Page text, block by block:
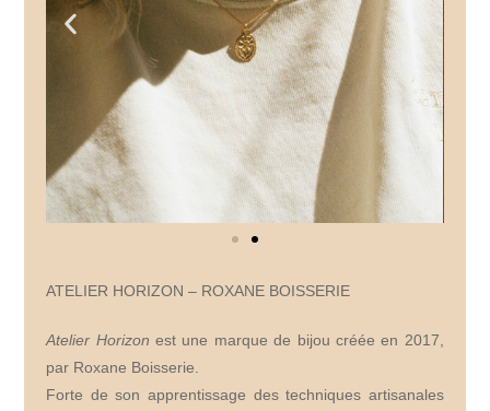
ATELIER HORIZON – ROXANE BOISSERIE
Atelier Horizonest une marque de bijou créée en 2017,
par Roxane Boisserie.
Forte de son apprentissage des techniques artisanales